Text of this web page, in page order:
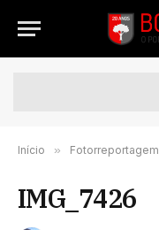
Início » Fotorreportagem
IMG_7426